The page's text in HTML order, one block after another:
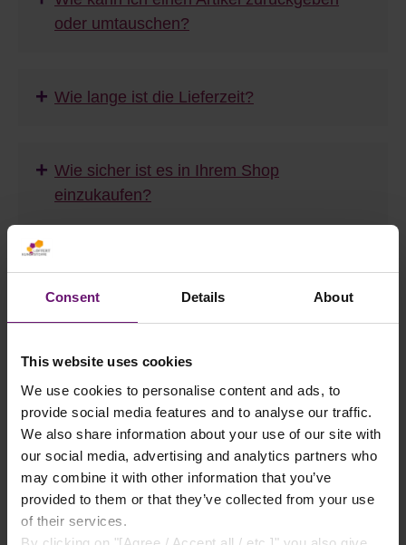
Consent Details About
This website uses cookies
We use cookies to personalise content and ads, to
provide social media features and to analyse our traffic.
We also share information about your use of our site with
our social media, advertising and analytics partners who
may combine it with other information that you’ve
provided to them or that they’ve collected from your use
of their services.
oder umtauschen?
+ Wie lange ist die Lieferzeit?
+ Wie sicher ist es in Ihrem Shop
einzukaufen?
+ Was mache ich, wenn ein Artikel beschädigt
ankommt?
+ Welche Zahlungsmöglichkeiten akzeptieren
Sie?
FAQ | Stegplatten
+ Was sind Stegplatten genau?